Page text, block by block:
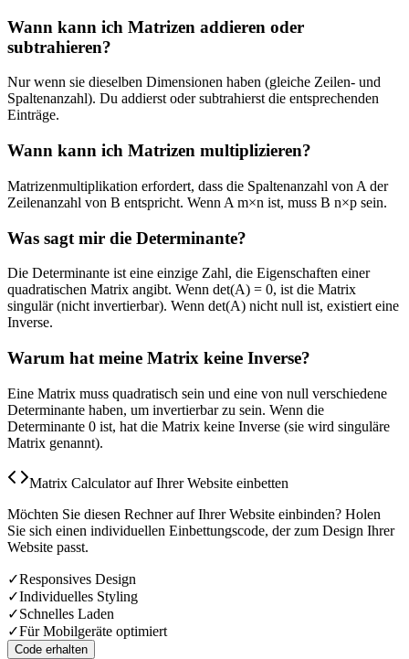
Wann kann ich Matrizen addieren oder
subtrahieren?
Nur wenn sie dieselben Dimensionen haben (gleiche Zeilen- und
Spaltenanzahl). Du addierst oder subtrahierst die entsprechenden
Einträge.
Wann kann ich Matrizen multiplizieren?
Matrizenmultiplikation erfordert, dass die Spaltenanzahl von A der
Zeilenanzahl von B entspricht. Wenn A m×n ist, muss B n×p sein.
Was sagt mir die Determinante?
Die Determinante ist eine einzige Zahl, die Eigenschaften einer
quadratischen Matrix angibt. Wenn det(A) = 0, ist die Matrix
singulär (nicht invertierbar). Wenn det(A) nicht null ist, existiert eine
Inverse.
Warum hat meine Matrix keine Inverse?
Eine Matrix muss quadratisch sein und eine von null verschiedene
Determinante haben, um invertierbar zu sein. Wenn die
Determinante 0 ist, hat die Matrix keine Inverse (sie wird singuläre
Matrix genannt).
Matrix Calculator auf Ihrer Website einbetten
Möchten Sie diesen Rechner auf Ihrer Website einbinden? Holen
Sie sich einen individuellen Einbettungscode, der zum Design Ihrer
Website passt.
✓Responsives Design
✓Individuelles Styling
✓Schnelles Laden
✓Für Mobilgeräte optimiert
Code erhalten